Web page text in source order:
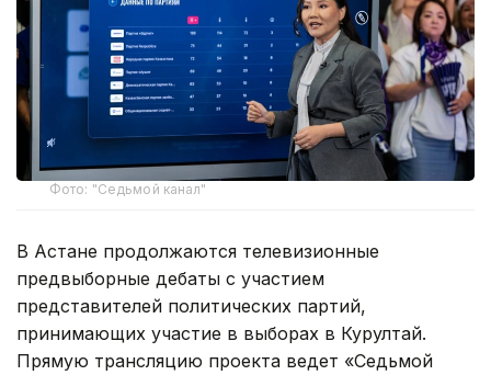
Фото: "Седьмой канал"
В Астане продолжаются телевизионные
предвыборные дебаты с участием
представителей политических партий,
принимающих участие в выборах в Курултай.
Прямую трансляцию проекта ведет «Седьмой